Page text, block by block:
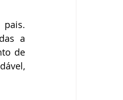
pais.
a
de